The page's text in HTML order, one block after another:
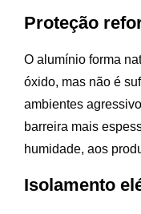
Proteção
O alumínio forma
óxido, mas não é
ambientes
barreira mais
humidade, aos
Isolamento